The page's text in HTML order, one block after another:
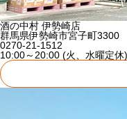
酒の中村 伊勢崎店
群馬県伊勢崎市宮子町3300
0270-21-1512
10:00～20:00 (火、水曜定休)